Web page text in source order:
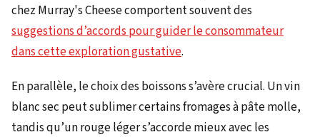
chez Murray's Cheese comportent souvent des
suggestions d’accords pour guider le consommateur
dans cette exploration gustative.
En parallèle, le choix des boissons s’avère crucial. Un vin
blanc sec peut sublimer certains fromages à pâte molle,
tandis qu’un rouge léger s’accorde mieux avec les